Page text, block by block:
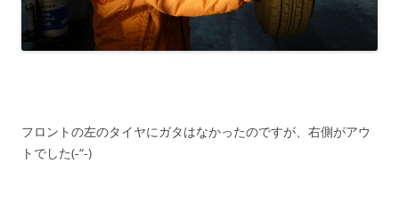
フロントの左のタイヤにガタはなかったのですが、右側がアウ
トでした(-“-)